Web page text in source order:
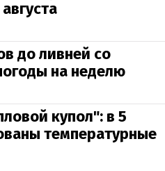
до ливней со
на неделю
купол": в 5
температурные